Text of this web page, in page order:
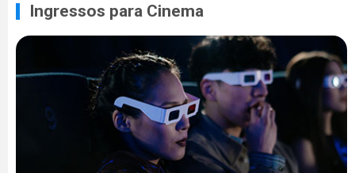
Ingressos para Cinema